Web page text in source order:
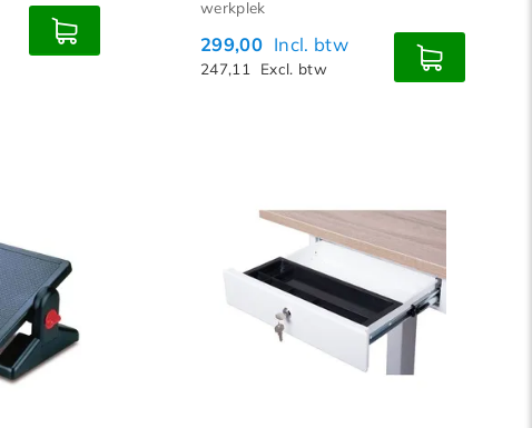
werkplek
299,00 Incl. btw
247,11 Excl. btw